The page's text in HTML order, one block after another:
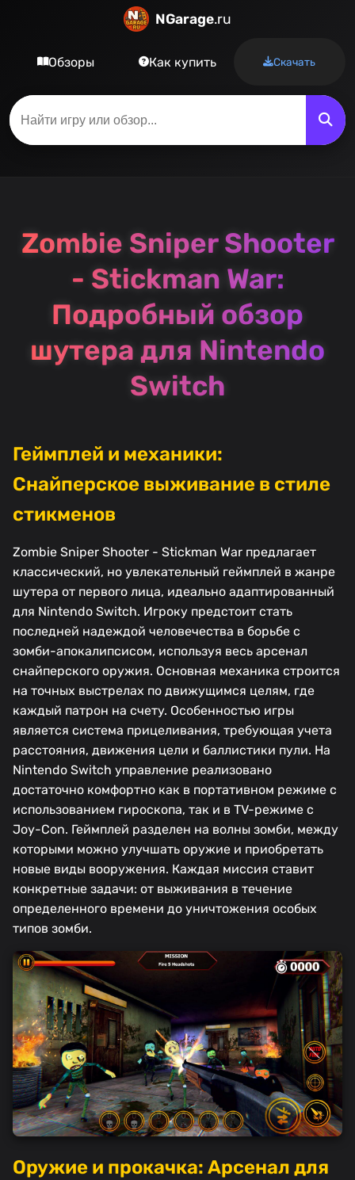
NGarage.ru
Обзоры Как купить Скачать
Zombie Sniper Shooter
- Stickman War:
Подробный обзор
шутера для Nintendo
Switch
Геймплей и механики:
Снайперское выживание в стиле
стикменов
Zombie Sniper Shooter - Stickman War предлагает
классический, но увлекательный геймплей в жанре
шутера от первого лица, идеально адаптированный
для Nintendo Switch. Игроку предстоит стать
последней надеждой человечества в борьбе с
зомби-апокалипсисом, используя весь арсенал
снайперского оружия. Основная механика строится
на точных выстрелах по движущимся целям, где
каждый патрон на счету. Особенностью игры
является система прицеливания, требующая учета
расстояния, движения цели и баллистики пули. На
Nintendo Switch управление реализовано
достаточно комфортно как в портативном режиме с
использованием гироскопа, так и в TV-режиме с
Joy-Con. Геймплей разделен на волны зомби, между
которыми можно улучшать оружие и приобретать
новые виды вооружения. Каждая миссия ставит
конкретные задачи: от выживания в течение
определенного времени до уничтожения особых
типов зомби.
Оружие и прокачка: Арсенал для